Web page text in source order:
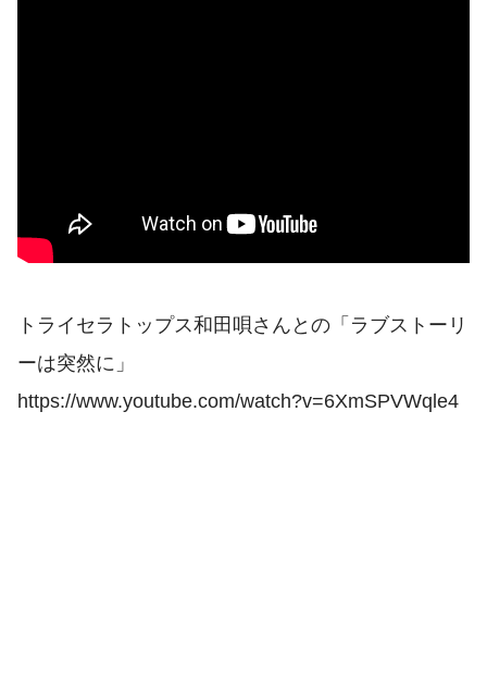
トライセラトップス和田唄さんとの「ラブストーリ
ーは突然に」
https://www.youtube.com/watch?v=6XmSPVWqle4